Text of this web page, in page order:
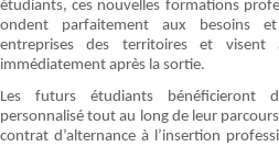
étudiants, ces nouvelles formations
ondent parfaitement aux besoins
entreprises des territoires et
immédiatement après la sortie.
Les futurs étudiants bénéficieront
personnalisé tout au long de leur
contrat d’alternance à l’insertion